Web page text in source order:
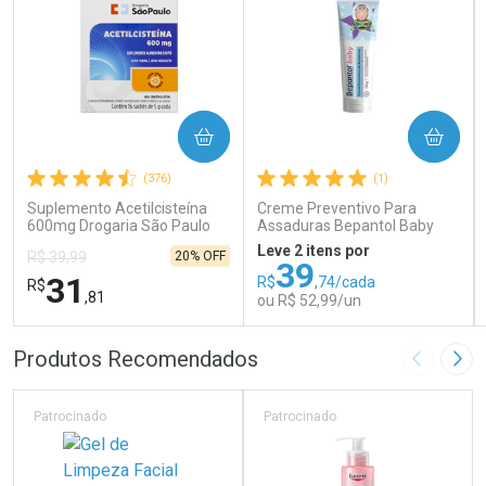
(376)
Suplemento Acetilcisteína
600mg Drogaria São Paulo
R$ 39,99
R$31 ,81
20% OFF
COMPRAR
FECHAR
FECHAR
Por Menos
(1)
Creme Preventivo Para
Assaduras Bepantol Baby
Toy Story Personagens
Sortidos 120g
Leve 2 itens por
R$39,74/cada
ou R$ 52,99/un
COMPRAR
Por Menos
Produtos Recomendados Imagem
Patrocinado Patrocinado